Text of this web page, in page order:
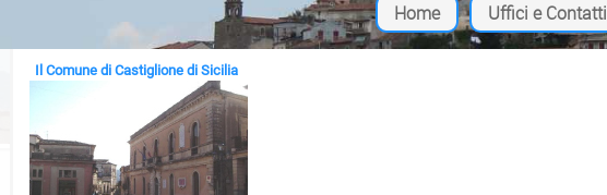
Home Uffici e Contatti
Il Comune di Castiglione di Sicilia